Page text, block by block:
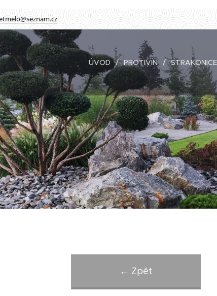
ÚVOD PROTIVÍN STRAKONICE
← Zpět